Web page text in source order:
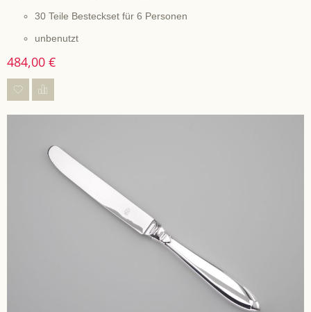
30 Teile Besteckset für 6 Personen
unbenutzt
484,00 €